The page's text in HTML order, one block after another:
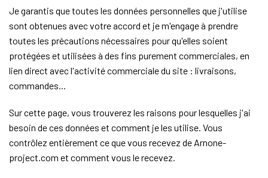
Je garantis que toutes les données personnelles que j'utilise
sont obtenues avec votre accord et je m'engage à prendre
toutes les précautions nécessaires pour qu'elles soient
protégées et utilisées à des fins purement commerciales, en
lien direct avec l'activité commerciale du site : livraisons,
commandes...
Sur cette page, vous trouverez les raisons pour lesquelles j'ai
besoin de ces données et comment je les utilise. Vous
contrôlez entièrement ce que vous recevez de Arnone-
project.com et comment vous le recevez.